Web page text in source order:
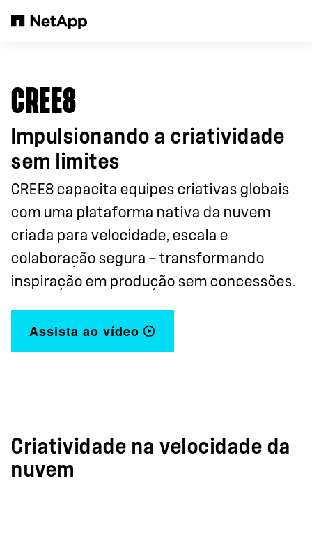
CREE8
Impulsionando a criatividade
sem limites
CREE8 capacita equipes criativas globais
com uma plataforma nativa da nuvem
criada para velocidade, escala e
colaboração segura — transformando
inspiração em produção sem concessões.
Assista ao vídeo
Criatividade na velocidade da
nuvem